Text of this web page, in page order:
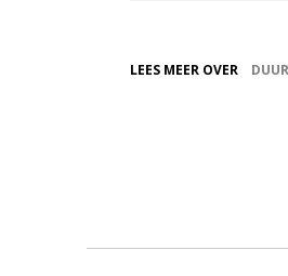
LEES MEER OVER